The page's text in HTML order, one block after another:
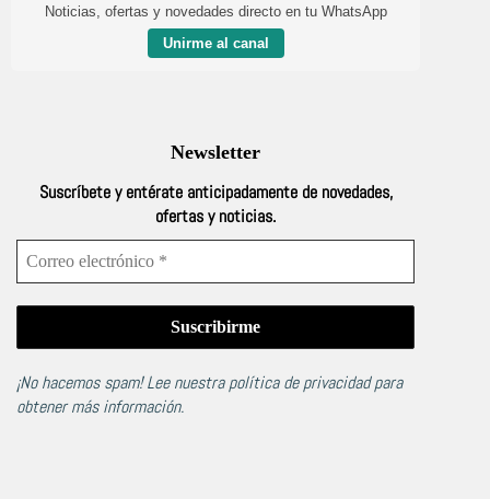
Noticias, ofertas y novedades directo en tu WhatsApp
Unirme al canal
Newsletter
Suscríbete y entérate anticipadamente de novedades,
ofertas y noticias.
¡No hacemos spam! Lee nuestrapolítica de privacidadpara
obtener más información.